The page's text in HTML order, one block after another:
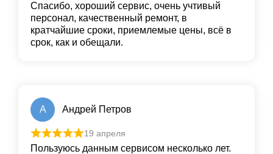
Спасибо, хороший сервис, очень учтивый
персонал, качественный ремонт, в
кратчайшие сроки, приемлемые цены, всё в
срок, как и обещали.
А Андрей Петров
19 апреля
Пользуюсь данным сервисом несколько лет.